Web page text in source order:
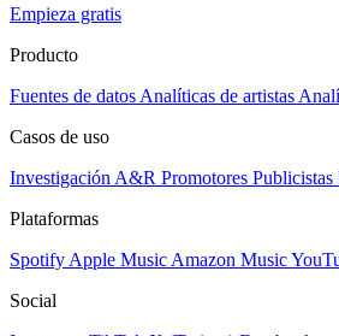
Empieza gratis
Producto
Fuentes de datos Analíticas de artistas
Casos de uso
Investigación A&R Promotores Publicistas
Plataformas
Spotify Apple Music Amazon Music
Social